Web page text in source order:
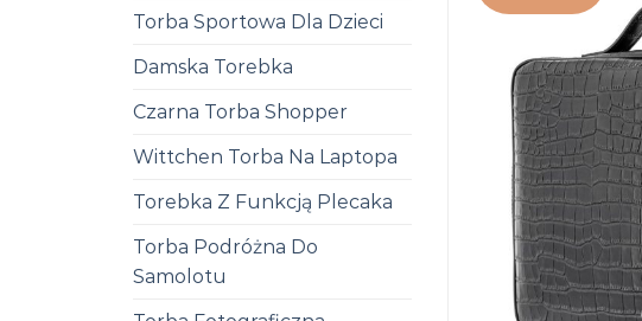
Torba Sportowa Dla Dzieci
Damska Torebka
Czarna Torba Shopper
Wittchen Torba Na Laptopa
Torebka Z Funkcją Plecaka
Torba Podróżna Do
Samolotu